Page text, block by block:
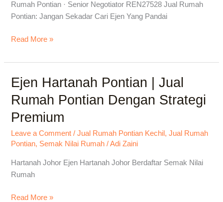
Rumah Pontian · Senior Negotiator REN27528 Jual Rumah
Pontian: Jangan Sekadar Cari Ejen Yang Pandai
Read More »
Ejen Hartanah Pontian | Jual
Rumah Pontian Dengan Strategi
Premium
Leave a Comment /Jual Rumah Pontian Kechil ,Jual Rumah
Pontian, Semak Nilai Rumah /Adi Zaini
Hartanah Johor Ejen Hartanah Johor Berdaftar Semak Nilai
Rumah
Ejen
Hartanah
Pontian
|
Dengan
Strategi
Read More »